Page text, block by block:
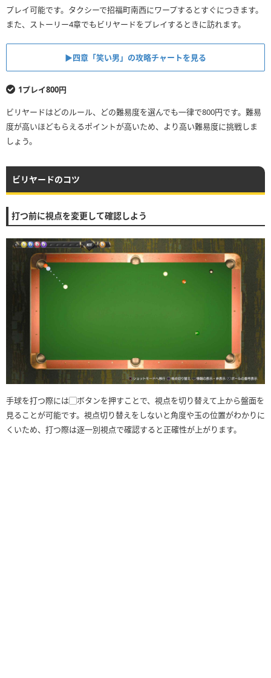
プレイ可能です。タクシーで招福町南西にワープするとすぐにつきます。
また、ストーリー4章でもビリヤードをプレイするときに訪れます。
▶︎四章「笑い男」の攻略チャートを見る
1プレイ800円
ビリヤードはどのルール、どの難易度を選んでも一律で800円です。難易
度が高いほどもらえるポイントが高いため、より高い難易度に挑戦しま
しょう。
ビリヤードのコツ
打つ前に視点を変更して確認しよう
手球を打つ際には▢ボタンを押すことで、視点を切り替えて上から盤面を
見ることが可能です。視点切り替えをしないと角度や玉の位置がわかりに
くいため、打つ際は逐一別視点で確認すると正確性が上がります。